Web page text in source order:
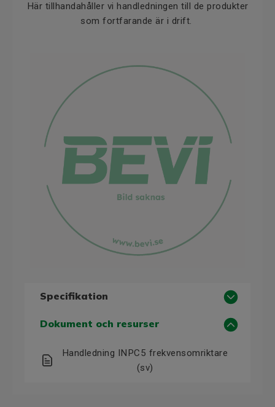
Här tillhandahåller vi handledningen till de produkter
som fortfarande är i drift.
Specifikation
Teknisk specifikation
Dokument och resurser
Handledning INPC5 frekvensomriktare
(sv)